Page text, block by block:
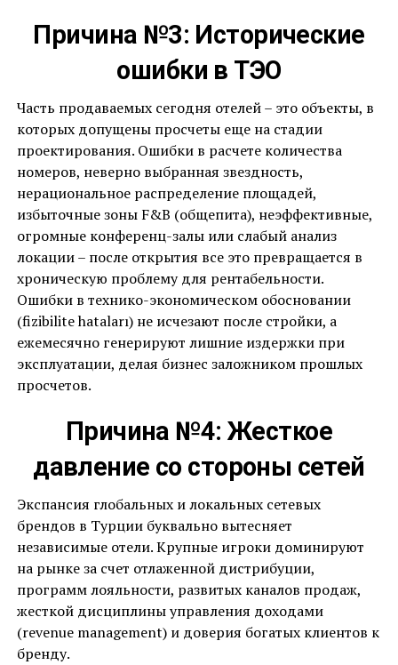
Причина №3: Исторические
ошибки в ТЭО
Часть продаваемых сегодня отелей – это объекты, в
которых допущены просчеты еще на стадии
проектирования. Ошибки в расчете количества
номеров, неверно выбранная звездность,
нерациональное распределение площадей,
избыточные зоны F&B (общепита), неэффективные,
огромные конференц-залы или слабый анализ
локации – после открытия все это превращается в
хроническую проблему для рентабельности.
Ошибки в технико-экономическом обосновании
(fizibilite hataları) не исчезают после стройки, а
ежемесячно генерируют лишние издержки при
эксплуатации, делая бизнес заложником прошлых
просчетов.
Причина №4: Жесткое
давление со стороны сетей
Экспансия глобальных и локальных сетевых
брендов в Турции буквально вытесняет
независимые отели. Крупные игроки доминируют
на рынке за счет отлаженной дистрибуции,
программ лояльности, развитых каналов продаж,
жесткой дисциплины управления доходами
(revenue management) и доверия богатых клиентов к
бренду.